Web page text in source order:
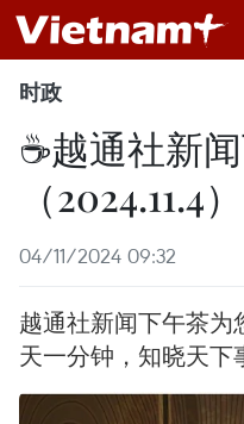
时政
☕️越通社新
（2024.11.4）
04/11/2024 09:32
越通社新闻下午茶
天一分钟，知晓天下